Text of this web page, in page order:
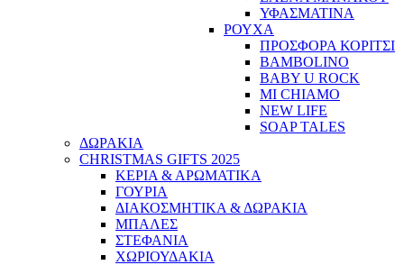
ΥΦΑΣΜΑΤΙΝΑ
ΡΟΥΧΑ
ΠΡΟΣΦΟΡΑ ΚΟΡΙΤΣΙ
BAMBOLINO
BABY U ROCK
MI CHIAMO
NEW LIFE
SOAP TALES
ΔΩΡΑΚΙΑ
CHRISTMAS GIFTS 2025
ΚΕΡΙΑ & ΑΡΩΜΑΤΙΚΑ
ΓΟΥΡΙΑ
ΔΙΑΚΟΣΜΗΤΙΚΑ & ΔΩΡΑΚΙΑ
ΜΠΑΛΕΣ
ΣΤΕΦΑΝΙΑ
ΧΩΡΙΟΥΔΑΚΙΑ